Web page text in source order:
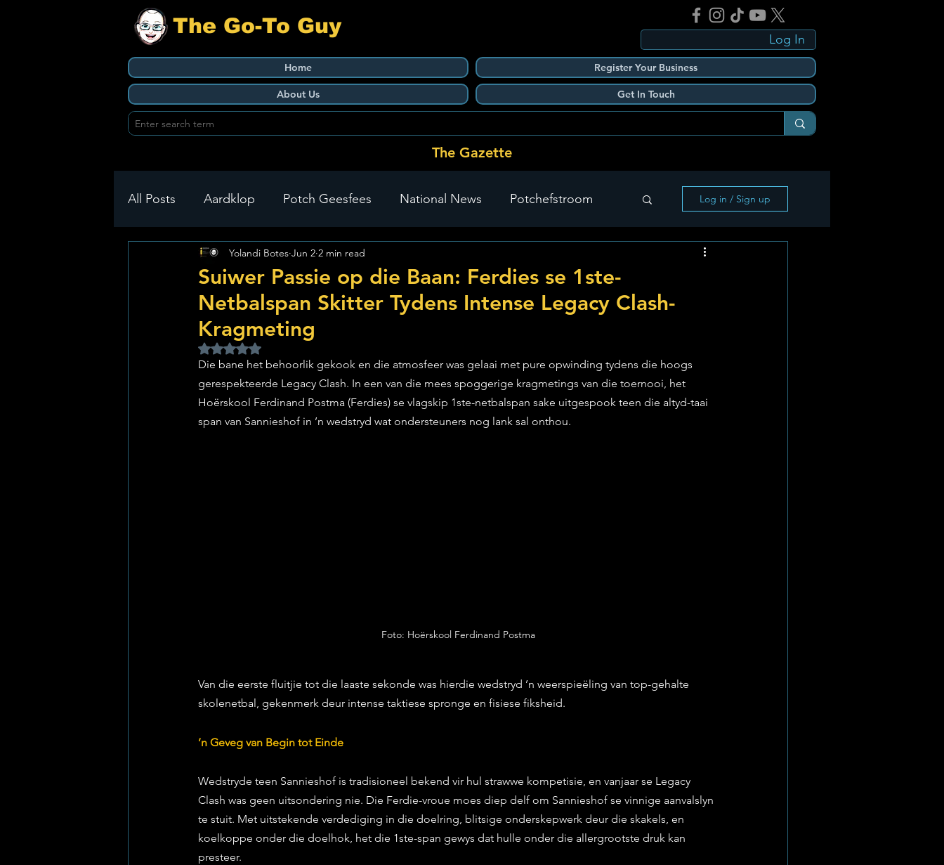
The Go-To Guy
Log In
Home
About Us
Register Your Business
Get In Touch
The Gazette
All Posts Aardklop Potch Geesfees National News Potchefstroom
Ikageng Klerksdorp Carletonville
Green Health
Log in / Sign up
Suiwer Passie op die Baan: Ferdies se 1ste-
Netbalspan Skitter Tydens Intense Legacy Clash-
Kragmeting
Yolandi Botes Jun 2 2 min read
Rated NaN out of 5 stars.
Die bane het behoorlik gekook en die atmosfeer was gelaai met pure opwinding tydens die hoogs
gerespekteerde Legacy Clash. In een van die mees spoggerige kragmetings van die toernooi, het
Hoërskool Ferdinand Postma (Ferdies) se vlagskip 1ste-netbalspan sake uitgespook teen die altyd-taai
span van Sannieshof in ’n wedstryd wat ondersteuners nog lank sal onthou.
Foto: Hoërskool Ferdinand Postma
Van die eerste fluitjie tot die laaste sekonde was hierdie wedstryd ’n weerspieëling van top-gehalte
skolenetbal, gekenmerk deur intense taktiese spronge en fisiese fiksheid.
’n Geveg van Begin tot Einde
Wedstryde teen Sannieshof is tradisioneel bekend vir hul strawwe kompetisie, en vanjaar se Legacy
Clash was geen uitsondering nie. Die Ferdie-vroue moes diep delf om Sannieshof se vinnige aanvalslyn
te stuit. Met uitstekende verdediging in die doelring, blitsige onderskepwerk deur die skakels, en
koelkoppe onder die doelhok, het die 1ste-span gewys dat hulle onder die allergrootste druk kan
presteer.